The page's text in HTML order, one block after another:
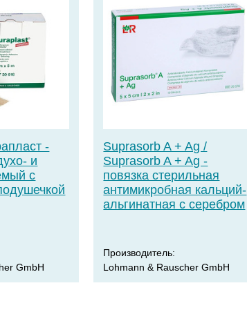
-
и
с
GmbH
Suprasorb A + Ag /
Suprasorb A + Ag -
повязка стерильная
антимикробная кальций-
альгинатная c серебром
Производитель:
Lohmann & Rauscher GmbH